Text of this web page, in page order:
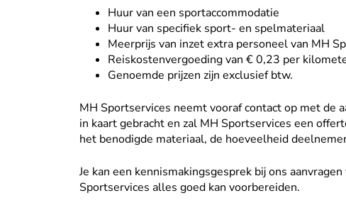
Huur van een sportaccommodatie
Huur van specifiek sport- en spelmateriaal
Meerprijs van inzet extra personeel van MH
Reiskostenvergoeding van € 0,23 per
Genoemde prijzen zijn exclusief btw.
MH Sportservices neemt vooraf contact op met de
in kaart gebracht en zal MH Sportservices een
het benodigde materiaal, de hoeveelheid
Je kan een kennismakingsgesprek bij ons
Sportservices alles goed kan voorbereiden.